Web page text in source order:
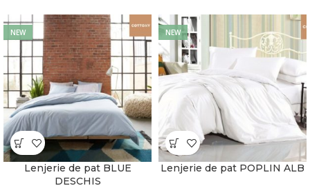
NEW
Lenjerie de pat BLUE
DESCHIS
NEW
Lenjerie de pat POPLIN ALB